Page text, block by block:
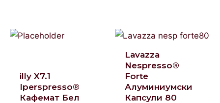
illy X7.1
Iperspresso®
Кафемат Бел
Lavazza
Nespresso®
Forte
Алуминиумски
Капсули 80